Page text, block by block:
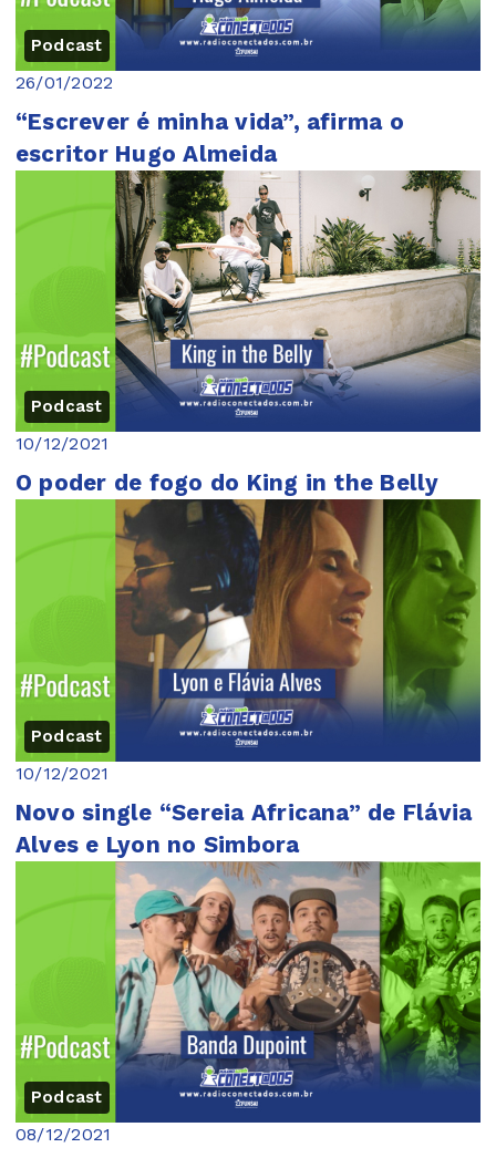
Podcast
26/01/2022
“Escrever é minha vida”, afirma o
escritor Hugo Almeida
Podcast
10/12/2021
O poder de fogo do King in the Belly
Podcast
10/12/2021
Novo single “Sereia Africana” de Flávia
Alves e Lyon no Simbora
Podcast
08/12/2021